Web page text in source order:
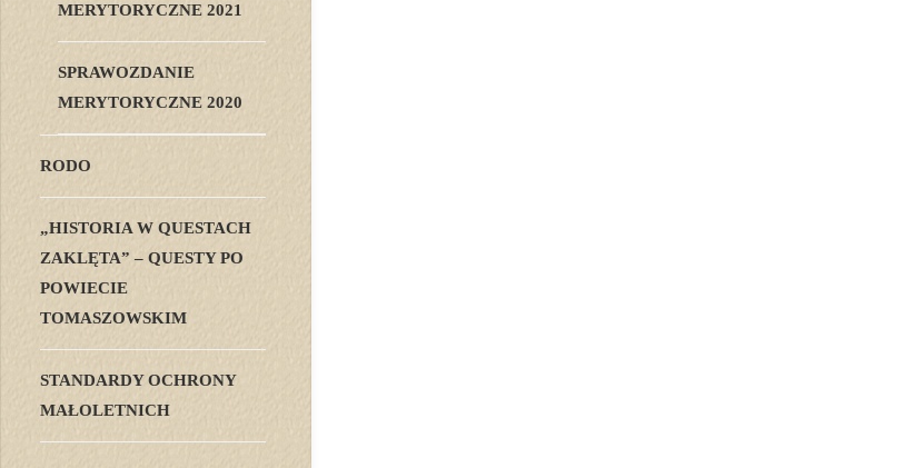
MERYTORYCZNE 2021
SPRAWOZDANIE
MERYTORYCZNE 2020
RODO
„HISTORIA W QUESTACH
ZAKLĘTA” – QUESTY PO
POWIECIE
TOMASZOWSKIM
STANDARDY OCHRONY
MAŁOLETNICH